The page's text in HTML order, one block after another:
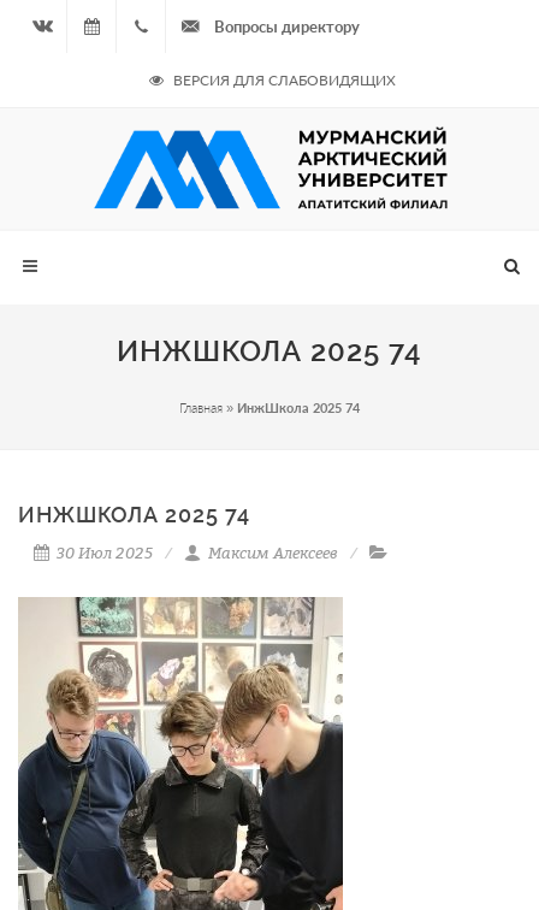
06.08.2026
- Чётная
неделя
964
687
Вопросы директору
ВЕРСИЯ ДЛЯ СЛАБОВИДЯЩИХ
ИНЖШКОЛА 2025 74
Главная » ИнжШкола 2025 74
ИНЖШКОЛА 2025 74
30 Июл 2025 Максим Алексеев